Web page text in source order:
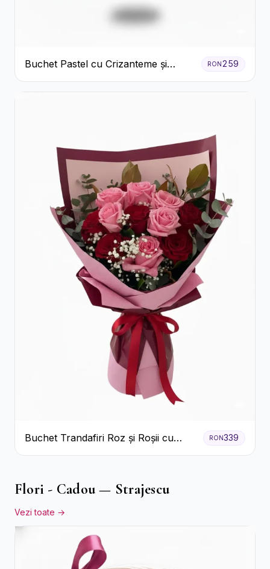
Buchet Pastel cu Crizanteme și
Garoafe
RON259
Buchet Trandafiri Roz și Roșii cu
Eucalipt și Gypsophila
RON339
Flori - Cadou — Strajescu
Vezi toate →